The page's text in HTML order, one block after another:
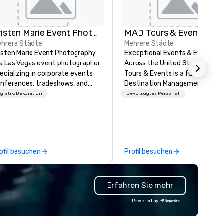
Kristen Marie Event Photography
Städte
Marie Event Photography
Las Vegas event photographer
in corporate events,
tradeshows, and
headshots. We offer
Dekoration
besuchen
MAD Tours & Events
Mehrere Städte
Exceptional Events &
Across the United States! MAD
Tours & Events is a full-
Destination Management
Company specializing in
to-end support, including
sourcing, accommodations,
transportation, VIP services,
dining programs,
themed events, exclusive
experiences, and on-site
Bevorzugtes Personal
Profil besuchen
Erfahren Sie mehr
Powered by